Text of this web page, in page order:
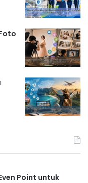
Point untuk